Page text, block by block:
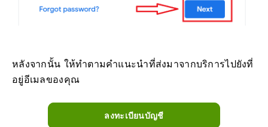
หลังจากนั้น ให้ทำตามคำแนะนำที่ส่งมาจากบริการไปยังที่
อยู่อีเมลของคุณ
ลงทะเบียนบัญชี